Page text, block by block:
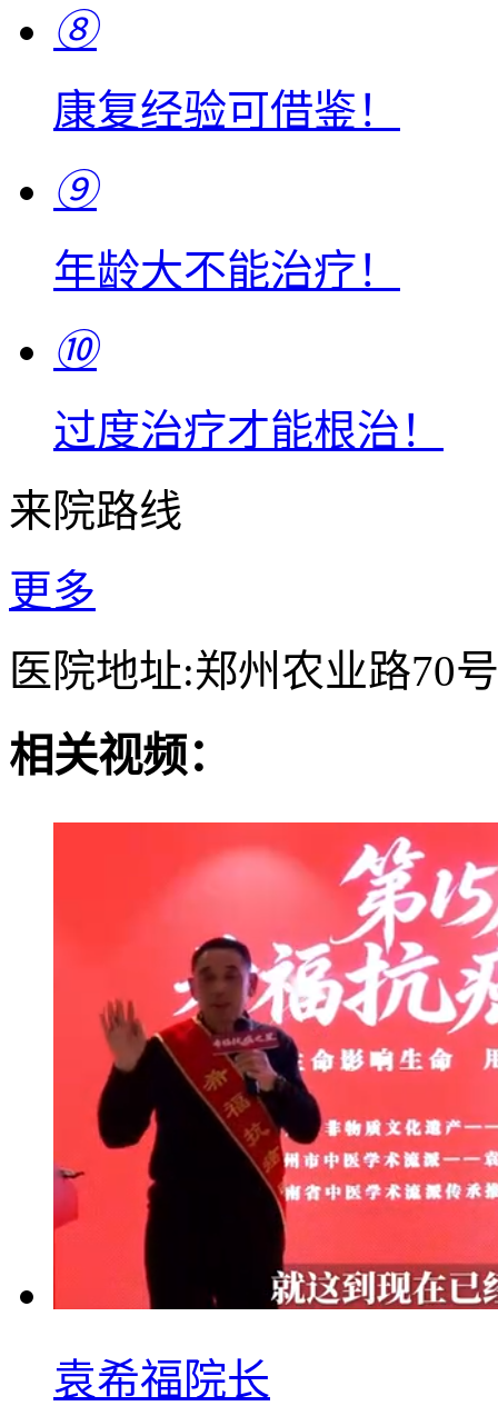
⑧
康复经验可借鉴！
⑨
年龄大不能治疗！
⑩
过度治疗才能根治！
来院路线
更多
医院地址:郑州农业路70
相关视频：
袁希福院长